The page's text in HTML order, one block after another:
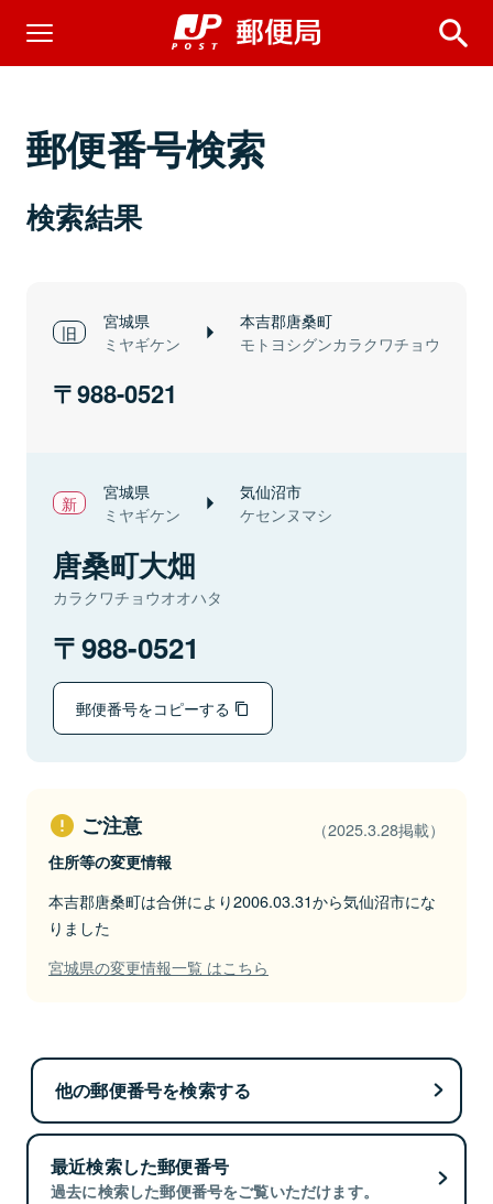
郵便番号検索
検索結果
宮城県
ミヤギケン
本吉郡唐桑町
モトヨシグンカラクワチョウ
988-0521
宮城県
ミヤギケン
気仙沼市
ケセンヌマシ
唐桑町大畑
カラクワチョウオオハタ
988-0521
郵便番号をコピーする
ご注意 （2025.3.28掲載）
住所等の変更情報
本吉郡唐桑町は合併により2006.03.31から気仙沼市にな
りました
宮城県の変更情報一覧 はこちら
他の郵便番号を検索する
最近検索した郵便番号
過去に検索した郵便番号をご覧いただけます。